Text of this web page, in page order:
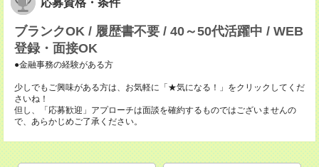
応募資格・条件
ブランクOK / 履歴書不要 / 40～50代活躍中 / WEB
登録・面接OK
●金融事務の経験がある方
少しでもご興味がある方は、お気軽に「★気になる！」をクリックしてくだ
さいね！
但し、「応募歓迎」アプローチは面談を確約するものではございませんの
で、あらかじめご了承ください。